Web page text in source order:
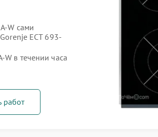
W сами
ECT 693-
в течении часа
работ